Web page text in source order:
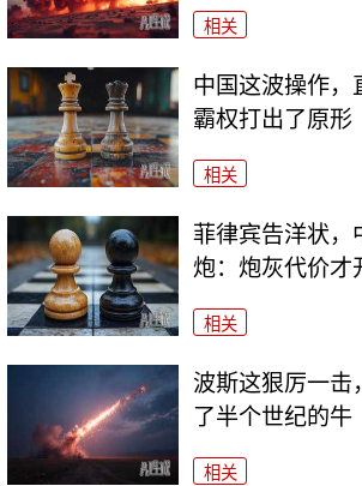
相关
中国这波操作，
霸权打出了原形
相关
菲律宾告洋状，
炮：炮灰代价才
相关
波斯这狠厉一击
了半个世纪的牛
相关